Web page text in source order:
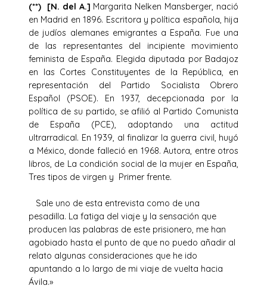
(**) [N. del A.] Margarita Nelken Mansberger, nació
en Madrid en 1896. Escritora y política española, hija
de judíos alemanes emigrantes a España. Fue una
de las representantes del incipiente movimiento
feminista de España. Elegida diputada por Badajoz
en las Cortes Constituyentes de la República, en
representación del Partido Socialista Obrero
Español (PSOE). En 1937, decepcionada por la
política de su partido, se afilió al Partido Comunista
de España (PCE), adoptando una actitud
ultrarradical. En 1939, al finalizar la guerra civil, huyó
a México, donde falleció en 1968. Autora, entre otros
libros, de La condición social de la mujer en España,
Tres tipos de virgen y Primer frente.
Sale uno de esta entrevista como de una
pesadilla. La fatiga del viaje y la sensación que
producen las palabras de este prisionero, me han
agobiado hasta el punto de que no puedo añadir al
relato algunas consideraciones que he ido
apuntando a lo largo de mi viaje de vuelta hacia
Ávila.»